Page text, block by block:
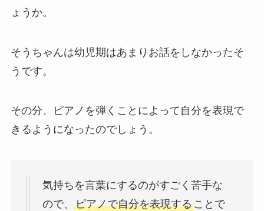
ょうか。
そうちゃんは幼児期はあまりお話をしなかったそ
うです。
その分、ピアノを弾くことによって自分を表現で
きるようになったのでしょう。
気持ちを言葉にするのがすごく苦手な
ので、 ピアノで自分を表現することで